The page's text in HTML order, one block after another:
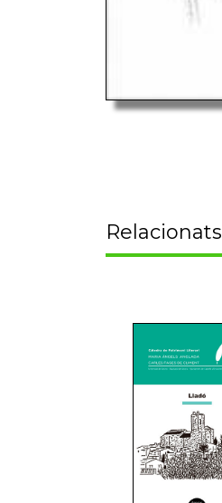
Relacionats